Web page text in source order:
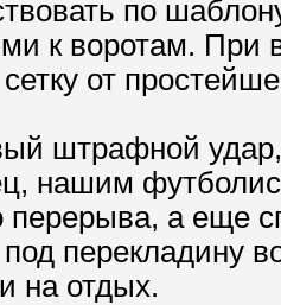
по
к воротам.
от
штрафной
нашим
а еще
перекладину
на отдых.